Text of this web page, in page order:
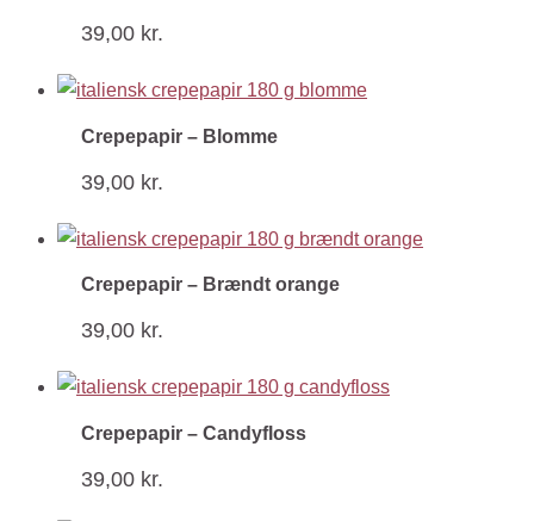
39,00 kr.
Crepepapir – Blomme
39,00 kr.
Crepepapir – Brændt orange
39,00 kr.
Crepepapir – Candyfloss
39,00 kr.